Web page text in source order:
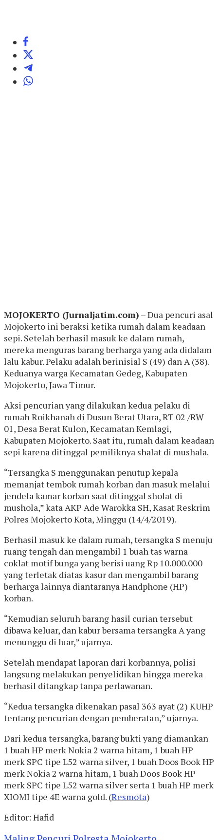
MOJOKERTO (Jurnaljatim.com) – Dua pencuri asal
Mojokerto ini beraksi ketika rumah dalam keadaan
sepi. Setelah berhasil masuk ke dalam rumah,
mereka menguras barang berharga yang ada didalam
lalu kabur. Pelaku adalah berinisial S (49) dan A (38).
Keduanya warga Kecamatan Gedeg, Kabupaten
Mojokerto, Jawa Timur.
Aksi pencurian yang dilakukan kedua pelaku di
rumah Roikhanah di Dusun Berat Utara, RT 02 /RW
01, Desa Berat Kulon, Kecamatan Kemlagi,
Kabupaten Mojokerto. Saat itu, rumah dalam keadaan
sepi karena ditinggal pemiliknya shalat di mushala.
“Tersangka S menggunakan penutup kepala
memanjat tembok rumah korban dan masuk melalui
jendela kamar korban saat ditinggal sholat di
mushola,” kata AKP Ade Warokka SH, Kasat Reskrim
Polres Mojokerto Kota, Minggu (14/4/2019).
Berhasil masuk ke dalam rumah, tersangka S menuju
ruang tengah dan mengambil 1 buah tas warna
coklat motif bunga yang berisi uang Rp 10.000.000
yang terletak diatas kasur dan mengambil barang
berharga lainnya diantaranya Handphone (HP)
korban.
“Kemudian seluruh barang hasil curian tersebut
dibawa keluar, dan kabur bersama tersangka A yang
menunggu di luar,” ujarnya.
Setelah mendapat laporan dari korbannya, polisi
langsung melakukan penyelidikan hingga mereka
berhasil ditangkap tanpa perlawanan.
“Kedua tersangka dikenakan pasal 363 ayat (2) KUHP
tentang pencurian dengan pemberatan,” ujarnya.
Dari kedua tersangka, barang bukti yang diamankan
1 buah HP merk Nokia 2 warna hitam, 1 buah HP
merk SPC tipe L52 warna silver, 1 buah Doos Book HP
merk Nokia 2 warna hitam, 1 buah Doos Book HP
merk SPC tipe L52 warna silver serta 1 buah HP merk
XIOMI tipe 4E warna gold. (Resmota)
Editor: Hafid